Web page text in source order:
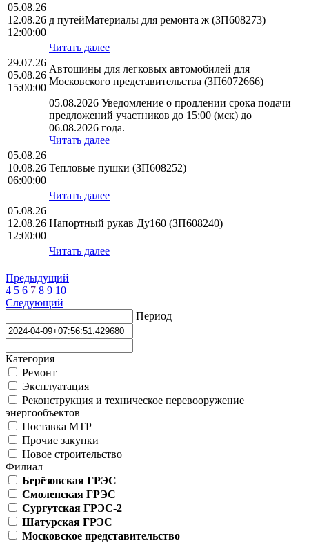
05.08.26
12.08.26
12:00:00
д путейМатериалы для ремонта ж (ЗП608273)
Читать далее
29.07.26
05.08.26
15:00:00
Автошины для легковых автомобилей для
Московского представительства (ЗП6072666)
05.08.2026 Уведомление о продлении срока подачи
предложений участников до 15:00 (мск) до
06.08.2026 года.
Читать далее
05.08.26
10.08.26
06:00:00
Тепловые пушки (ЗП608252)
Читать далее
05.08.26
12.08.26
12:00:00
Напортный рукав Ду160 (ЗП608240)
Читать далее
Предыдущий
4 5 6 7 8 9 10
Следующий
Период
Категория
Ремонт
Эксплуатация
Реконструкция и техническое перевооружение
энергообъектов
Поставка МТР
Прочие закупки
Новое строительство
Филиал
Берёзовская ГРЭС
Смоленская ГРЭС
Сургутская ГРЭС-2
Шатурская ГРЭС
Московское представительство